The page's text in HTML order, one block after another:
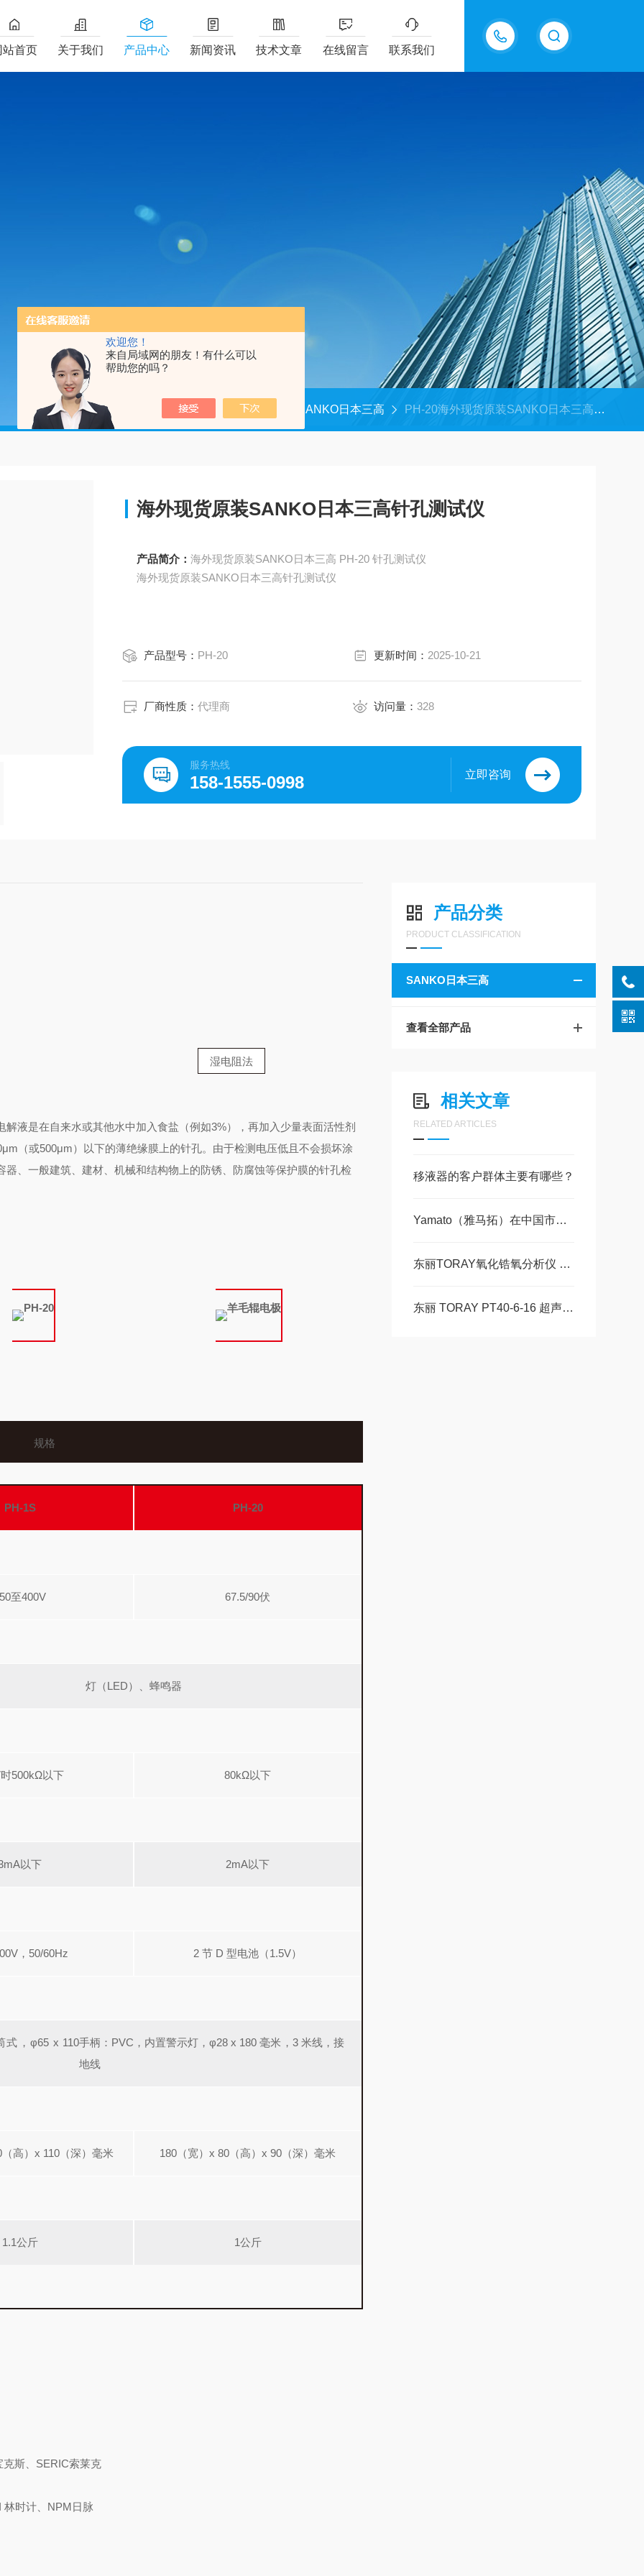
欢迎您！
来自局域网的朋友！有什么可以
帮助您的吗？
15815550998
站首页 关于我们 产品中心 新闻资讯 技术文章 在线留言 联系我们
首页 产品中心 SANKO日本三高 PH-20海外现货原装SANKO日本三高针孔测试仪
海外现货原装SANKO日本三高针孔测试仪
产品简介：
海外现货原装SANKO日本三高 PH-20 针孔测试仪
海外现货原装SANKO日本三高针孔测试仪
产品型号： PH-20 更新时间： 2025-10-21
厂商性质：代理商 访问量： 328
服务热线
158-1555-0998 立即咨询
产品分类
PRODUCT CLASSIFICATION
SANKO日本三高
查看全部产品
相关文章
RELATED ARTICLES
移液器的客户群体主要有哪些？
Yamato（雅马拓）在中国市场的热销品类
东丽TORAY氧化锆氧分析仪 RF-400-01射频设备工作原理解析
东丽 TORAY PT40-6-16 超声波探头（换能器）玉科原装现货
湿电阻法
液是在自来水或其他水中加入食盐（例如3%），再加入少量表面活性剂
（或500μm）以下的薄绝缘膜上的针孔。由于检测电压低且不会损坏涂
、一般建筑、建材、机械和结构物上的防锈、防腐蚀等保护膜的针孔检
PH-20 羊毛辊电极
规格
PH-1S PH-20
至400V 67.5/90伏
灯（LED）、蜂鸣器
500kΩ以下 80kΩ以下
以下 2mA以下
，50/60Hz 2 节 D 型电池（1.5V）
式，φ65 x 110手柄：PVC，内置警示灯，φ28 x 180 毫米，3 米线，接
地线
高）x 110（深）毫米 180（宽）x 80（高）x 90（深）毫米
1.1公斤 1公斤
斯、SERIC索莱克
林时计、NPM日脉